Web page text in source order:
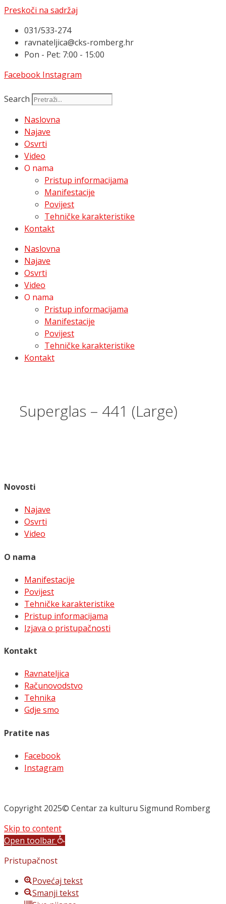
Preskoči na sadržaj
031/533-274
ravnateljica@cks-romberg.hr
Pon - Pet: 7:00 - 15:00
Facebook Instagram
Search
Naslovna
Najave
Osvrti
Video
O nama
Pristup informacijama
Manifestacije
Povijest
Tehničke karakteristike
Kontakt
Naslovna
Najave
Osvrti
Video
O nama
Pristup informacijama
Manifestacije
Povijest
Tehničke karakteristike
Kontakt
Superglas – 441 (Large)
Novosti
Najave
Osvrti
Video
O nama
Manifestacije
Povijest
Tehničke karakteristike
Pristup informacijama
Izjava o pristupačnosti
Kontakt
Ravnateljica
Računovodstvo
Tehnika
Gdje smo
Pratite nas
Facebook
Instagram
Copyright 2025© Centar za kulturu Sigmund Romberg
Skip to content
Open toolbar
Pristupačnost
Povećaj tekst
Smanji tekst